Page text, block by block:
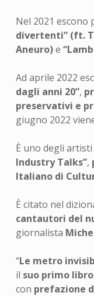
Nel 2021 escono
divertenti” (ft.
Aneuro)e
Ad aprile 2022
dagli anni 20”,
preservativi e
giugno 2022
È uno degli
Industry Talks”,
Italiano di
È citato nel
cantautori del
giornalista
“Le metro
il suo primo libro
con prefazione